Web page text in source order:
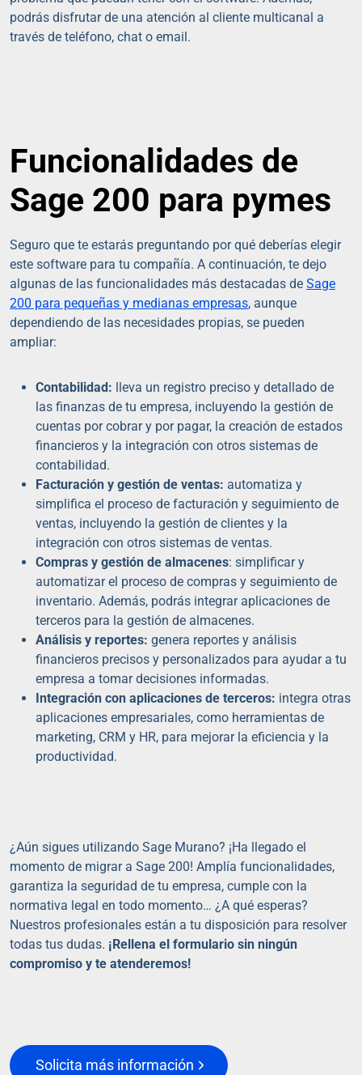
podrás disfrutar de una atención al cliente multicanal a
través de teléfono, chat o email.
Funcionalidades de
Sage 200 para pymes
Seguro que te estarás preguntando por qué deberías elegir
este software para tu compañía. A continuación, te dejo
algunas de las funcionalidades más destacadas de Sage
200 para pequeñas y medianas empresas, aunque
dependiendo de las necesidades propias, se pueden
ampliar:
Contabilidad: lleva un registro preciso y detallado de
las finanzas de tu empresa, incluyendo la gestión de
cuentas por cobrar y por pagar, la creación de estados
financieros y la integración con otros sistemas de
contabilidad.
Facturación y gestión de ventas: automatiza y
simplifica el proceso de facturación y seguimiento de
ventas, incluyendo la gestión de clientes y la
integración con otros sistemas de ventas.
Compras y gestión de almacenes: simplificar y
automatizar el proceso de compras y seguimiento de
inventario. Además, podrás integrar aplicaciones de
terceros para la gestión de almacenes.
Análisis y reportes: genera reportes y análisis
financieros precisos y personalizados para ayudar a tu
empresa a tomar decisiones informadas.
Integración con aplicaciones de terceros: integra otras
aplicaciones empresariales, como herramientas de
marketing, CRM y HR, para mejorar la eficiencia y la
productividad.
¿Aún sigues utilizando Sage Murano? ¡Ha llegado el
momento de migrar a Sage 200! Amplía funcionalidades,
garantiza la seguridad de tu empresa, cumple con la
normativa legal en todo momento… ¿A qué esperas?
Nuestros profesionales están a tu disposición para resolver
todas tus dudas. ¡Rellena el formulario sin ningún
compromiso y te atenderemos!
Solicita más información